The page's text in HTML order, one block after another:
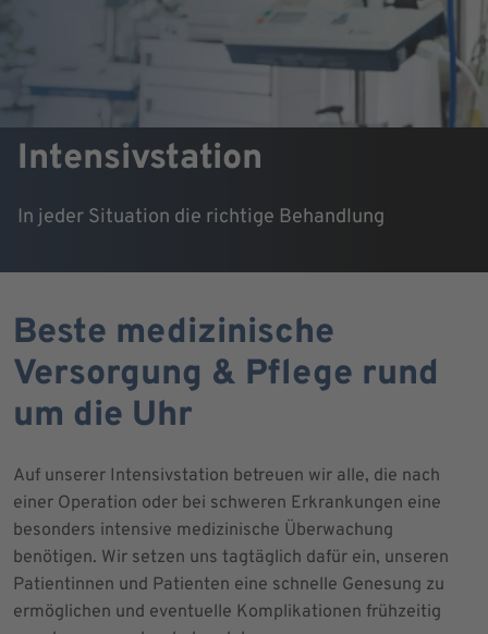
Intensivstation
In jeder Situation die richtige Behandlung
Beste medizinische
Versorgung & Pflege rund
um die Uhr
Auf unserer Intensivstation betreuen wir alle, die nach
einer Operation oder bei schweren Erkrankungen eine
besonders intensive medizinische Überwachung
benötigen. Wir setzen uns tagtäglich dafür ein, unseren
Patientinnen und Patienten eine schnelle Genesung zu
ermöglichen und eventuelle Komplikationen frühzeitig